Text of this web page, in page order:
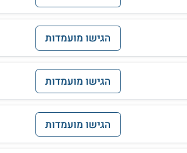
הגישו מועמדות
הגישו מועמדות
הגישו מועמדות